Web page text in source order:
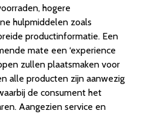
hogere
hulpmiddelen zoals
productinformatie. Een
mate een ‘experience
zullen plaatsmaken voor
alle producten zijn aanwezig
de consument het
Aangezien service en